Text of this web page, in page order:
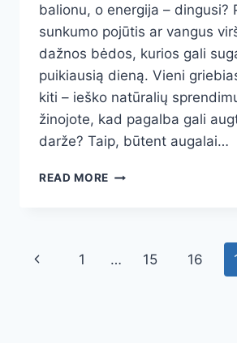
balionu, o energija – dingusi?
sunkumo pojūtis ar vangus
dažnos bėdos, kurios gali
puikiausią dieną. Vieni
kiti – ieško natūralių
žinojote, kad pagalba gali
darže? Taip, būtent augalai…
READ MORE 3
NATŪRALIAI
Page
Previous
1 … 15 16